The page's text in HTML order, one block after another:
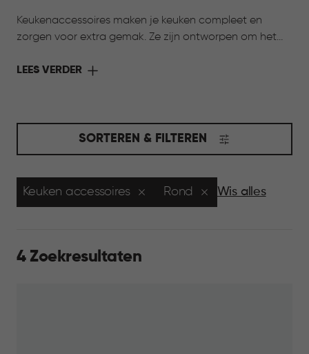
Keukenaccessoires maken je keuken compleet en
zorgen voor extra gemak. Ze zijn ontworpen om het
ondersteuning bij het bereiden van gerechten tot
LEES VERDER
SORTEREN & FILTEREN
Keuken accessoires Rond Wis alles
4 Zoekresultaten